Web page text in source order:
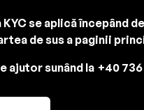
se aplică începând
de sus a paginii
ajutor sunând la +40